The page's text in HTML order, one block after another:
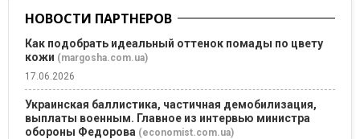
НОВОСТИ ПАРТНЕРОВ
Как подобрать идеальный оттенок помады по цвету
кожи (margosha.com.ua)
17.06.2026
Украинская баллистика, частичная демобилизация,
выплаты военным. Главное из интервью министра
обороны Федорова (economist.com.ua)